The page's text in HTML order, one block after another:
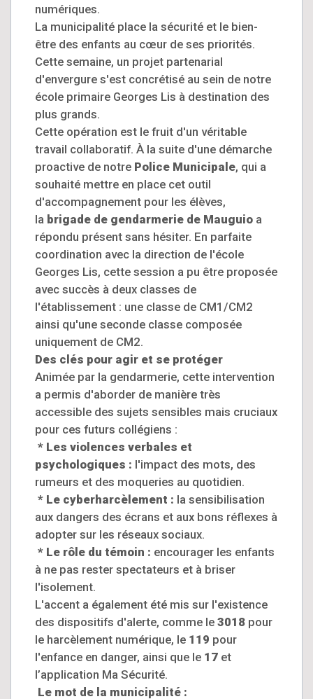
numériques.
La municipalité place la sécurité et le bien-
être des enfants au cœur de ses priorités.
Cette semaine, un projet partenarial
d'envergure s'est concrétisé au sein de notre
école primaire Georges Lis à destination des
plus grands.
Cette opération est le fruit d'un véritable
travail collaboratif. À la suite d'une démarche
proactive de notre Police Municipale, qui a
souhaité mettre en place cet outil
d'accompagnement pour les élèves,
la brigade de gendarmerie de Mauguio a
répondu présent sans hésiter. En parfaite
coordination avec la direction de l'école
Georges Lis, cette session a pu être proposée
avec succès à deux classes de
l'établissement : une classe de CM1/CM2
ainsi qu'une seconde classe composée
uniquement de CM2.
Des clés pour agir et se protéger
Animée par la gendarmerie, cette intervention
a permis d'aborder de manière très
accessible des sujets sensibles mais cruciaux
pour ces futurs collégiens :
* Les violences verbales et
psychologiques : l'impact des mots, des
rumeurs et des moqueries au quotidien.
* Le cyberharcèlement : la sensibilisation
aux dangers des écrans et aux bons réflexes à
adopter sur les réseaux sociaux.
* Le rôle du témoin : encourager les enfants
à ne pas rester spectateurs et à briser
l'isolement.
L'accent a également été mis sur l'existence
des dispositifs d'alerte, comme le3018 pour
le harcèlement numérique, le 119 pour
l'enfance en danger, ainsi que le 17 et
l’application Ma Sécurité.
Le mot de la municipalité :